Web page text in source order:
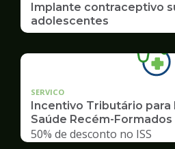
Implante contraceptivo
adolescentes
SERVICO
Incentivo Tributário para
Saúde Recém-Formados
50% de desconto no ISS